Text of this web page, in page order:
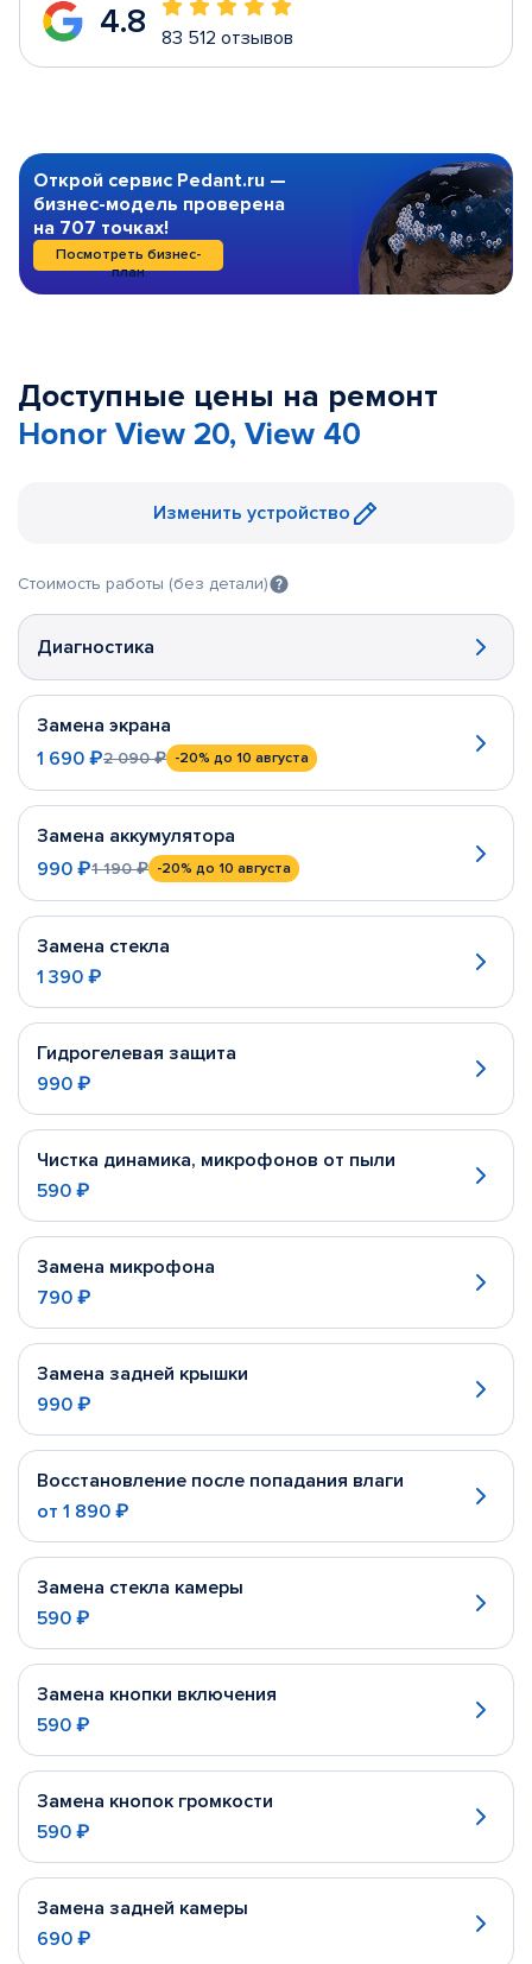
4.8 83 512 отзывов
Открой сервис Pedant.ru —
бизнес-модель проверена
на 707 точках!
Посмотреть бизнес-
план
Доступные цены на ремонт
Honor View 20, View 40
Изменить устройство
Стоимость работы (без детали)
Диагностика
Замена экрана
1 690 ₽2 090 ₽ -20% до 10 августа
Замена аккумулятора
990 ₽1 190 ₽ -20% до 10 августа
Замена стекла
1 390 ₽
Гидрогелевая защита
990 ₽
Чистка динамика, микрофонов от пыли
590 ₽
Замена микрофона
790 ₽
Замена задней крышки
990 ₽
Восстановление после попадания влаги
от 1 890 ₽
Замена стекла камеры
590 ₽
Замена кнопки включения
590 ₽
Замена кнопок громкости
590 ₽
Замена задней камеры
690 ₽